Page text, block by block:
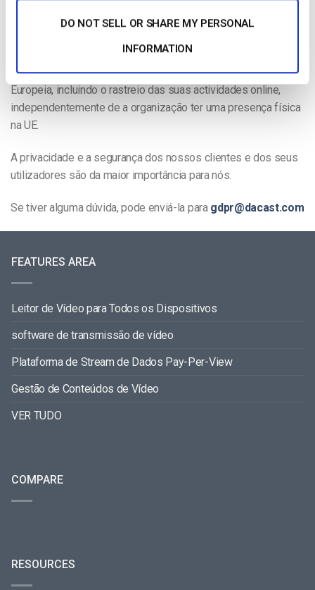
DO NOT SELL OR SHARE MY PERSONAL
INFORMATION
Se é uma empresa fora da UE, esta situação continua a
As disposições do GDPR aplicam-se a qualquer organização
que processe dados pessoais de indivíduos na União
Europeia, incluindo o rastreio das suas actividades online,
independentemente de a organização ter uma presença física
na UE.
A privacidade e a segurança dos nossos clientes e dos seus
utilizadores são da maior importância para nós.
Se tiver alguma dúvida, pode enviá-la para gdpr@dacast.com
FEATURES AREA
Leitor de Vídeo para Todos os Dispositivos
software de transmissão de vídeo
Plataforma de Stream de Dados Pay-Per-View
Gestão de Conteúdos de Vídeo
VER TUDO
COMPARE
RESOURCES